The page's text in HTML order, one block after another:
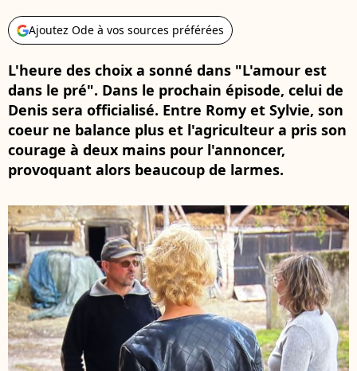
Ajoutez Ode à vos sources préférées
L'heure des choix a sonné dans "L'amour est
dans le pré". Dans le prochain épisode, celui de
Denis sera officialisé. Entre Romy et Sylvie, son
coeur ne balance plus et l'agriculteur a pris son
courage à deux mains pour l'annoncer,
provoquant alors beaucoup de larmes.